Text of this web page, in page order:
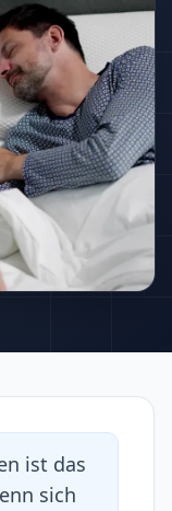
ist das
sich